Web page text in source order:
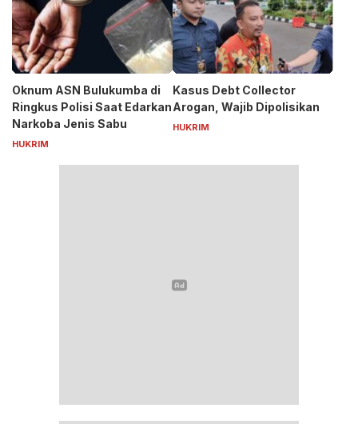
Oknum ASN Bulukumba di
Ringkus Polisi Saat Edarkan
Narkoba Jenis Sabu
HUKRIM
Kasus Debt Collector
Arogan, Wajib Dipolisikan
HUKRIM